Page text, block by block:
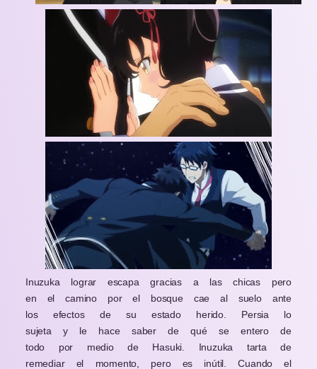
Inuzuka lograr escapa gracias a las chicas pero
en el camino por el bosque cae al suelo ante
los efectos de su estado herido. Persia lo
sujeta y le hace saber de qué se entero de
todo por medio de Hasuki. Inuzuka tarta de
remediar el momento, pero es inútil. Cuando el